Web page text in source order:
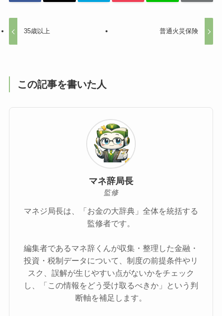
35歳以上 普通火災保険
この記事を書いた人
マネ辞局長
監修
マネジ局長は、「お金の大辞典」全体を統括する
監修者です。
編集者であるマネ辞くんが収集・整理した金融・
投資・税制データについて、制度の前提条件やリ
スク、誤解が生じやすい点がないかをチェック
し、「この情報をどう受け取るべきか」という判
断軸を補足します。